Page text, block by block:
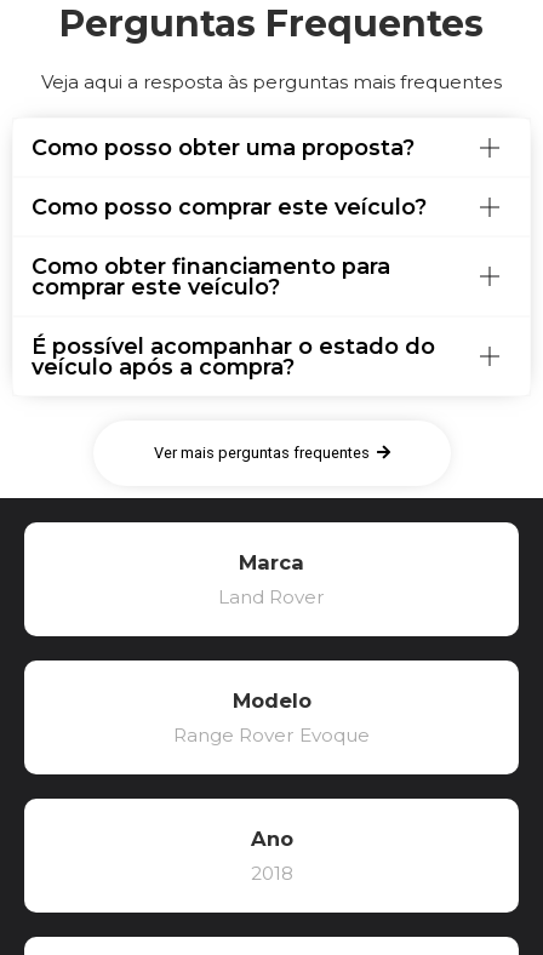
Perguntas Frequentes
Veja aqui a resposta às perguntas mais frequentes
Como posso obter uma proposta?
Como posso comprar este veículo?
Como obter financiamento para
comprar este veículo?
É possível acompanhar o estado do
veículo após a compra?
Ver mais perguntas frequentes
Marca
Land Rover
Modelo
Range Rover Evoque
Ano
2018